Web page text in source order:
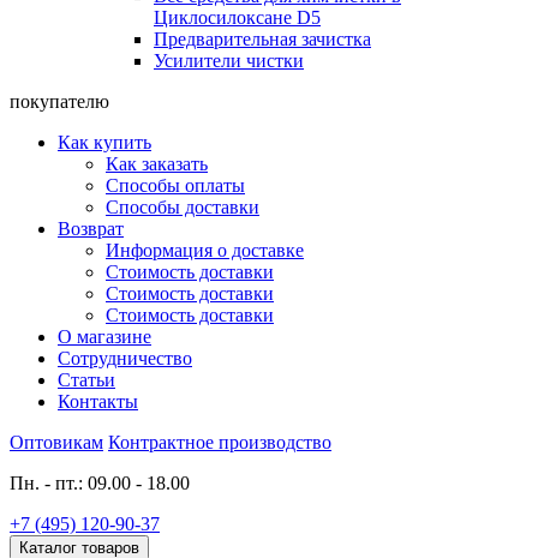
Циклосилоксане D5
Предварительная зачистка
Усилители чистки
покупателю
Как купить
Как заказать
Способы оплаты
Способы доставки
Возврат
Информация о доставке
Стоимость доставки
Стоимость доставки
Стоимость доставки
О магазине
Сотрудничество
Статьи
Контакты
Оптовикам Контрактное производство
Пн. - пт.: 09.00 - 18.00
+7 (495) 120-90-37
Каталог товаров